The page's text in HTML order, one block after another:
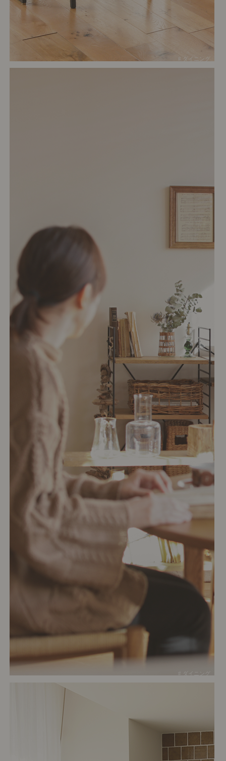
# ダイニング
# ダイニング